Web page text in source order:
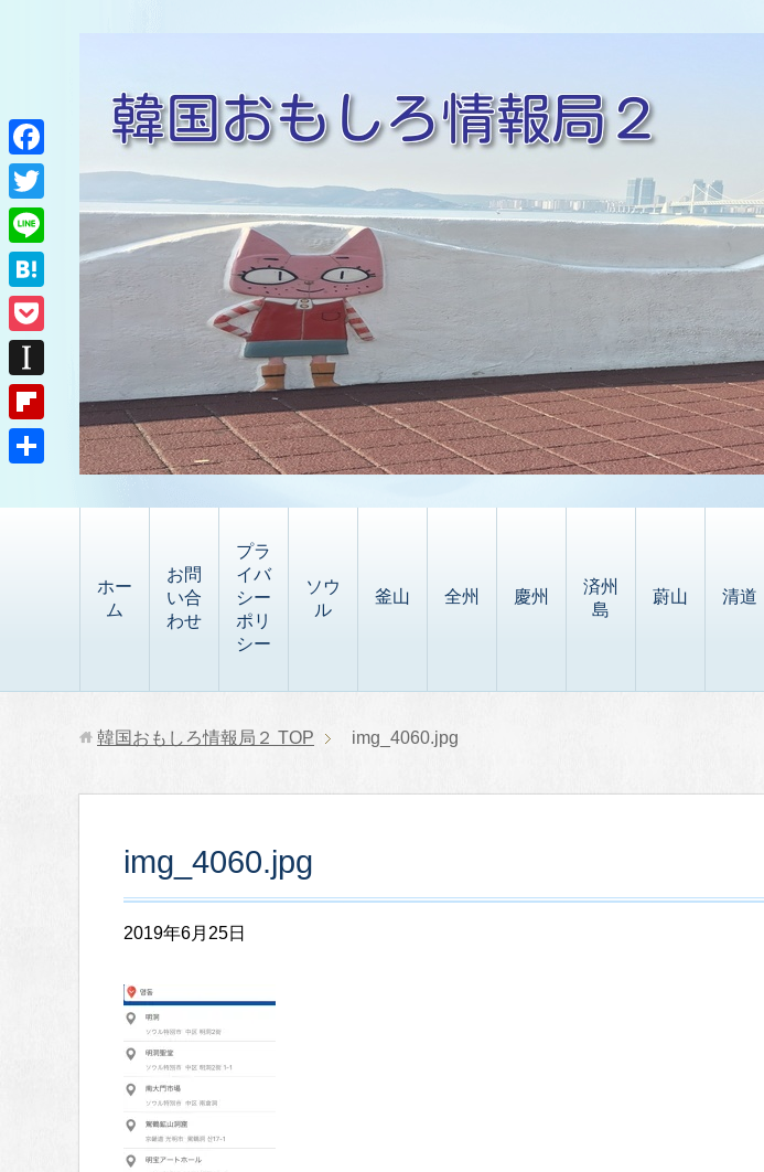
ホー
ム
お問
い合
わせ
プラ
イバ
シー
ポリ
シー
ソウ
ル
釜山 全州 慶州
済州
島
蔚山 清道
韓国おもしろ情報局２ TOP img_4060.jpg
img_4060.jpg
2019年6月25日
F
a
c
e
b
o
o
k
T
w
i
e
r
L
i
n
H
a
t
e
n
P
o
c
k
I
n
s
F
i